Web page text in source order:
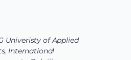
Univeristy of Applied
International